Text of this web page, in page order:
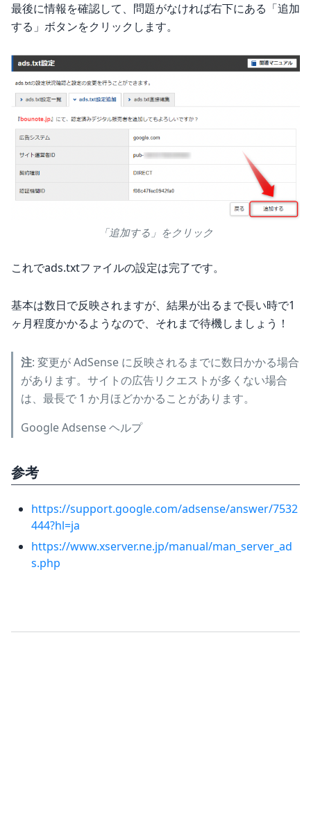
最後に情報を確認して、問題がなければ右下にある「追加
する」ボタンをクリックします。
「追加する」をクリック
これでads.txtファイルの設定は完了です。
基本は数日で反映されますが、結果が出るまで長い時で1
ヶ月程度かかるようなので、それまで待機しましょう！
注: 変更が AdSense に反映されるまでに数日かかる場合
があります。サイトの広告リクエストが多くない場合
は、最長で 1 か月ほどかかることがあります。
Google Adsense ヘルプ
参考
https://support.google.com/adsense/answer/7532
444?hl=ja
https://www.xserver.ne.jp/manual/man_server_ad
s.php